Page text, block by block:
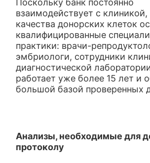
Поскольку банк постоянно
взаимодействует с клиникой,
качества донорских клеток
квалифицированные
практики: врачи-
эмбриологи, сотрудники
диагностической
работает уже более 15 лет и
большой базой проверенных
Анализы, необходимые для
протоколу